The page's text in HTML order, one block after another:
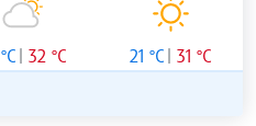
32 °C 21 °C 31 °C